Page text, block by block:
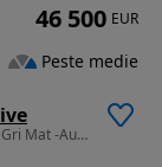
1499 cm3 • 462 CP • Omdoa9 - Culoare Exclusivistă Gri Mat -Auto DriveTest
46 500 EUR
Peste medie